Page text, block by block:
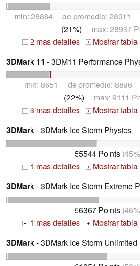
min: 28884 de promedio: 28911
(21%) max: 28937
+ 2 mas detalles +
Mostrar
3DMark 11 - 3DM11 Performance
min: 8651 de promedio: 8896
(22%) max: 9111
+ 3 mas detalles +
Mostrar
3DMark- 3DMark Ice Storm Physics
55544 Points
+ 1 mas detalles +
Mostrar
3DMark- 3DMark Ice Storm Extreme
56367 Points
+ 1 mas detalles +
Mostrar
3DMark- 3DMark Ice Storm Unlimited